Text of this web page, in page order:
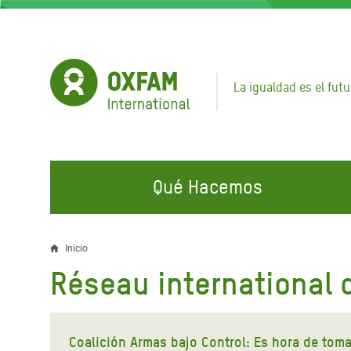
Pasar
La igualdad es el
Qué Hacemos
EN QUÉ TRABAJAMOS
Agua y Servicios de
Saneamiento
Gaza
ÚNETE A NUESTRAS CAMPAÑAS
Climate Justice
Hands Off Our Spaces
Únete a Nuestra Comunidad para
enlaces
Inicio
Réseau international
Coalición Armas bajo Control: Es hora de